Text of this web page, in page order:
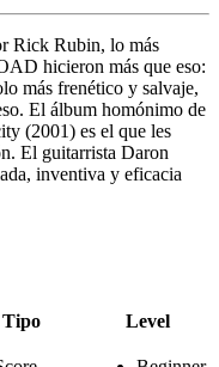
Rick Rubin, lo más
hicieron más que eso:
más frenético y salvaje,
El álbum homónimo de
(2001) es el que les
El guitarrista Daron
inventiva y eficacia
Tipo Level